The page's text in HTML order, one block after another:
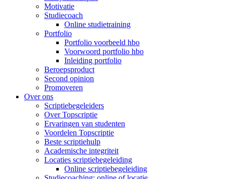
Motivatie
Studiecoach
Online studietraining
Portfolio
Portfolio voorbeeld hbo
Voorwoord portfolio hbo
Inleiding portfolio
Beroepsproduct
Second opinion
Promoveren
Over ons
Scriptiebegeleiders
Over Topscriptie
Ervaringen van studenten
Voordelen Topscriptie
Beste scriptiehulp
Academische integriteit
Locaties scriptiebegeleiding
Online scriptiebegeleiding